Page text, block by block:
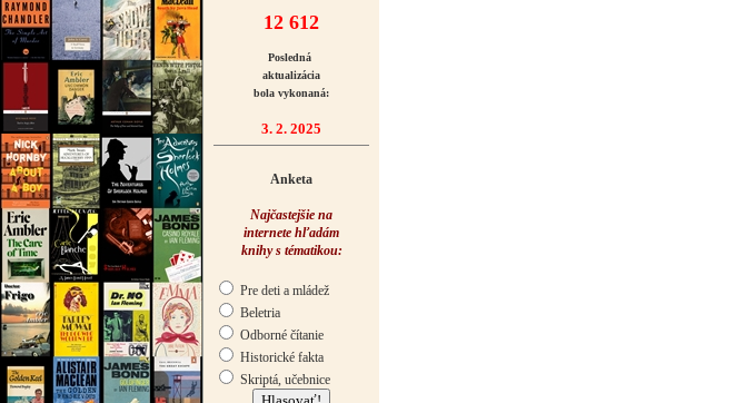
12 612
Posledná
aktualizácia
bola vykonaná:
3. 2. 2025
Anketa
Najčastejšie na
internete hľadám
knihy s tématikou:
Pre deti a mládež
Beletria
Odborné čítanie
Historické fakta
Skriptá, učebnice